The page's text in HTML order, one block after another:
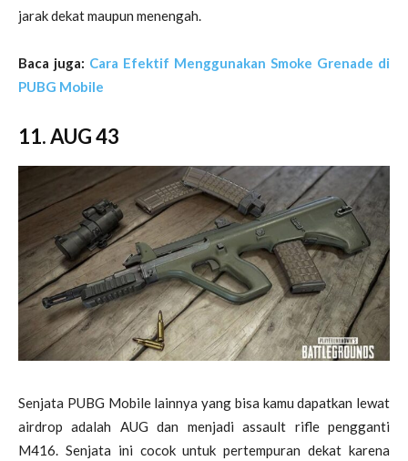
jarak dekat maupun menengah.
Baca juga: Cara Efektif Menggunakan Smoke Grenade di
PUBG Mobile
11. AUG 43
Senjata PUBG Mobile lainnya yang bisa kamu dapatkan lewat
airdrop adalah AUG dan menjadi assault rifle pengganti
M416. Senjata ini cocok untuk pertempuran dekat karena